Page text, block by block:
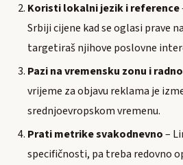
Koristi lokalni jezik i reference
Srbiji cijene kad se oglasi prave
targetiraš njihove poslovne
Pazi na vremensku zonu i
vrijeme za objavu reklama je
srednjoevropskom vremenu.
Prati metrike svakodnevno–
specifičnosti, pa treba redovno